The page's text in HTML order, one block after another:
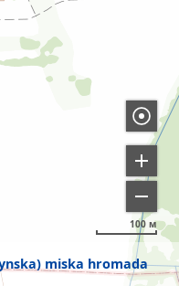
miska hromada
100 м